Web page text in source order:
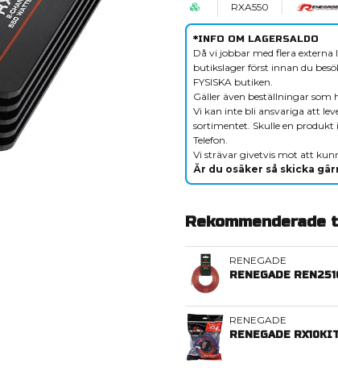
RXA550
*INFO OM LAGERSALDO
Då vi jobbar med flera
butikslager först innan du
FYSISKA butiken.
Gäller även beställningar som
Vi kan inte bli ansvariga att
sortimentet. Skulle en produkt
Telefon.
Vi strävar givetvis mot att
Är du osäker så skicka
Rekommenderade
RENEGADE
RENEGADE
RENEGADE
RENEGADE